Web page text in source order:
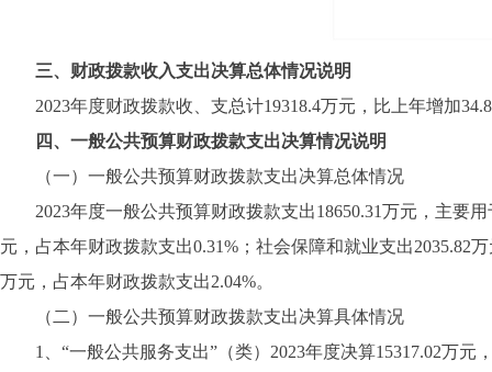
三、财政拨款收入支出决算总体情况说明
2023年度财政拨款收、支总计19318.4万元，比上年增加
四、一般公共预算财政拨款支出决算情况说明
（一）一般公共预算财政拨款支出决算总体情况
2023年度一般公共预算财政拨款支出18650.31万元，主要用
元，占本年财政拨款支出0.31%；社会保障和就业支出2035.82
万元，占本年财政拨款支出2.04%。
（二）一般公共预算财政拨款支出决算具体情况
1、“一般公共服务支出”（类）2023年度决算15317.02万元